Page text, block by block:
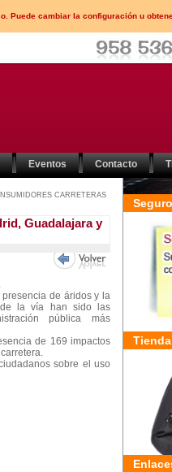
Puede cambiar la configuración u
Eventos Contacto
CARRETERAS
Guadalajara y
de áridos y la
la vía han sido las
pública más
de 169 impactos
sobre el uso
Tienda